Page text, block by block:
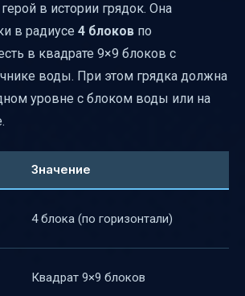
в истории грядок. Она
в радиусе 4 блоков по
в квадрате 9×9 блоков с
воды. При этом грядка должна
уровне с блоком воды или на
Значение
4 блока (по горизонтали)
Квадрат 9×9 блоков